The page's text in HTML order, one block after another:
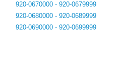
920-0670000 - 920-0679999
920-0680000 - 920-0689999
920-0690000 - 920-0699999